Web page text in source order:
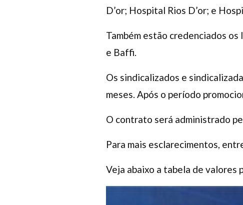
D’or; Hospital Rios D’or; e
Também estão credenciados
e Baffi.
Os sindicalizados e
meses. Após o período
O contrato será administrado
Para mais esclarecimentos,
Veja abaixo a tabela de